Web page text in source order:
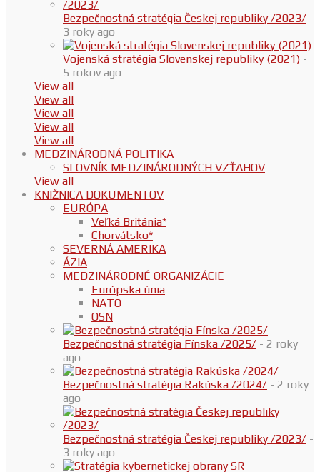
Bezpečnostná stratégia Českej republiky /2023/ -
3 roky ago
Vojenská stratégia Slovenskej republiky (2021) -
5 rokov ago
View all
View all
View all
View all
View all
MEDZINÁRODNÁ POLITIKA
SLOVNÍK MEDZINÁRODNÝCH VZŤAHOV
View all
KNIŽNICA DOKUMENTOV
EURÓPA
Veľká Británia*
Chorvátsko*
SEVERNÁ AMERIKA
ÁZIA
MEDZINÁRODNÉ ORGANIZÁCIE
Európska únia
NATO
OSN
Bezpečnostná stratégia Fínska /2025/ - 2 roky
ago
Bezpečnostná stratégia Rakúska /2024/ - 2 roky
ago
Bezpečnostná stratégia Českej republiky /2023/ -
3 roky ago